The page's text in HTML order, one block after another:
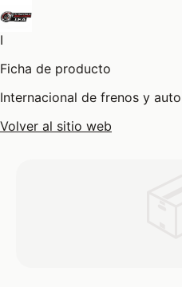
I
Ficha de producto
Internacional de frenos y
Volver al sitio web